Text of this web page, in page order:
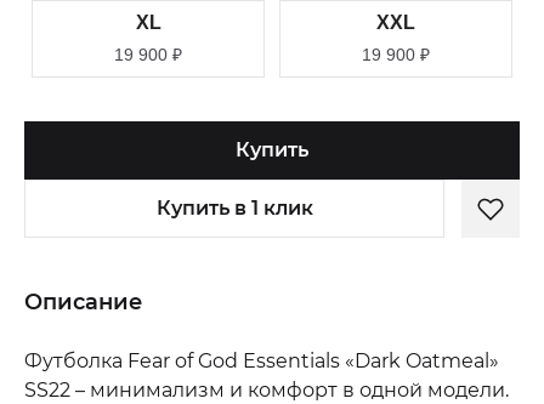
XL
19 900 ₽
XXL
19 900 ₽
Купить
Купить в 1 клик
Описание
Футболка Fear of God Essentials «Dark Oatmeal»
SS22 – минимализм и комфорт в одной модели.